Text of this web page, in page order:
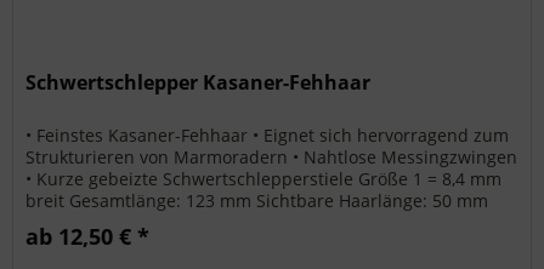
Schwertschlepper Kasaner-Fehhaar
• Feinstes Kasaner-Fehhaar • Eignet sich hervorragend zum
Strukturieren von Marmoradern • Nahtlose Messingzwingen
• Kurze gebeizte Schwertschlepperstiele Größe 1 = 8,4 mm
breit Gesamtlänge: 123 mm Sichtbare Haarlänge: 50 mm
Größe 3 =...
ab 12,50 € *